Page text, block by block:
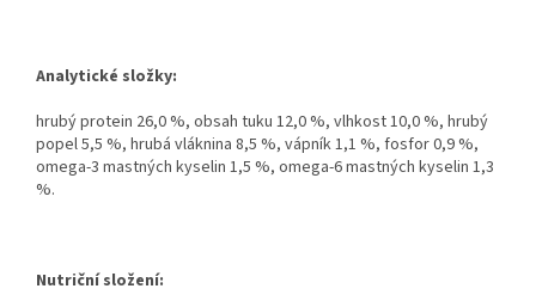
Analytické složky:
hrubý protein 26,0 %, obsah tuku 12,0 %, vlhkost 10,0 %, hrubý
popel 5,5 %, hrubá vláknina 8,5 %, vápník 1,1 %, fosfor 0,9 %,
omega-3 mastných kyselin 1,5 %, omega-6 mastných kyselin 1,3
%.
Nutriční složení: